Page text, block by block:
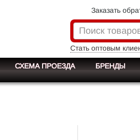
Заказать
Стать оптовым
СХЕМА ПРОЕЗДА БРЕНДЫ